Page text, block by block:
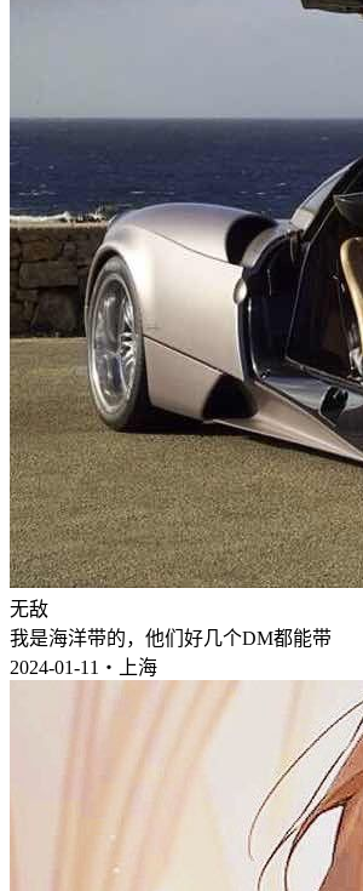
无敌
我是海洋带的，他们好几个DM都能带
2024-01-11・上海